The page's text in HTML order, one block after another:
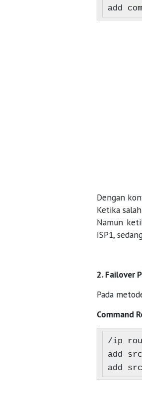
add
Dengan
Ketika
Namun
ISP1,
2. Failover
Pada
Command
/ip
add
add